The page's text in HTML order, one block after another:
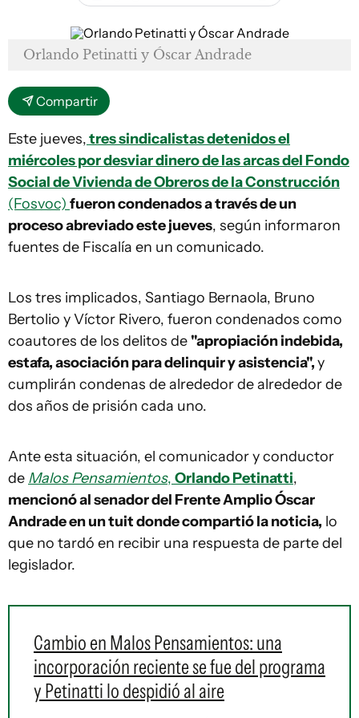
Orlando Petinatti y Óscar Andrade
Compartir
Este jueves,tres sindicalistas detenidos el
miércoles por desviar dinero de las arcas del Fondo
Social de Vivienda de Obreros de la Construcción
(Fosvoc) fueron condenados a través de un
proceso abreviado este jueves, según informaron
fuentes de Fiscalía en un comunicado.
Los tres implicados, Santiago Bernaola, Bruno
Bertolio y Víctor Rivero, fueron condenados como
coautores de los delitos de "apropiación indebida,
estafa, asociación para delinquir y asistencia",y
cumplirán condenas de alrededor de alrededor de
dos años de prisión cada uno.
Ante esta situación, el comunicador y conductor
de Malos Pensamientos, Orlando Petinatti,
mencionó al senador del Frente Amplio Óscar
Andrade en un tuit donde compartió la noticia, lo
que no tardó en recibir una respuesta de parte del
legislador.
Cambio en Malos Pensamientos: una
incorporación reciente se fue del programa
y Petinatti lo despidió al aire